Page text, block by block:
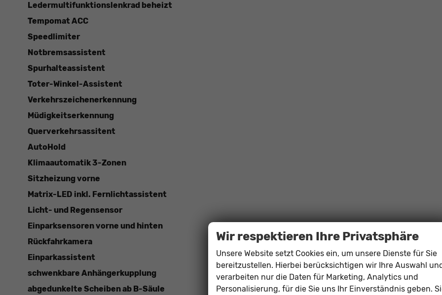
Ledermultifunktionslenkrad beheizt
Tempomat ACC
Speedlimiter
Notbremsassistent
Spurhalteassistent
Toter-Winkel-Assistent
Verkehrszeichenerkennung
Müdigkeitserkennung
Querverkehrsassitent
AutoHold
Klimaautomatik 3-Zonen
Sitzheizung vorne
Matrix-LED inkl. Fernlichtassistent
Licht- und Regensensor
Einparksensoren vorne und hinten
Rückfahrkamera
Einparkassistent
schwenkbare Anhängerkupplung
abgedunkelte Scheiben ab B-Säule
Wir respektieren Ihre Privatsphäre
Unsere Website setzt Cookies ein, um unsere Dienste für Sie
bereitzustellen. Hierbei berücksichtigen wir Ihre Auswahl
verarbeiten nur die Daten für Marketing, Analytics und
Personalisierung, für die Sie uns Ihr Einverständnis geben.